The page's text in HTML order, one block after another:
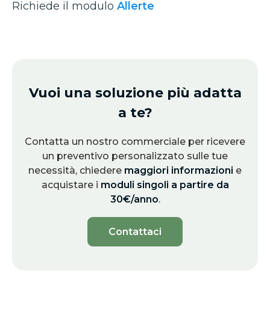
Richiede il modulo Allerte
Vuoi una soluzione più adatta
a te?
Contatta un nostro commerciale per ricevere
un preventivo personalizzato sulle tue
necessità, chiedere maggiori informazioni e
acquistare i moduli singoli a partire da
30€/anno.
Contattaci